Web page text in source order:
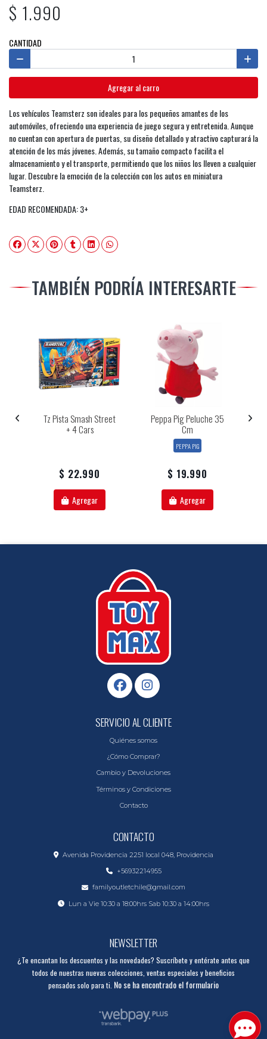
$ 1.990
CANTIDAD
Agregar al carro
Los vehículos Teamsterz son ideales para los pequeños amantes de los
automóviles, ofreciendo una experiencia de juego segura y entretenida. Aunque
no cuentan con apertura de puertas, su diseño detallado y atractivo capturará la
atención de los más jóvenes. Además, su tamaño compacto facilita el
almacenamiento y el transporte, permitiendo que los niños los lleven a cualquier
lugar. Descubre la emoción de la colección con los autos en miniatura
Teamsterz.
EDAD RECOMENDADA: 3+
TAMBIÉN PODRÍA INTERESARTE
Tz Pista Smash Street
+ 4 Cars
$ 22.990
Agregar
Peppa Pig Peluche 35
Cm
PEPPA PIG
$ 19.990
Agregar
SERVICIO AL CLIENTE
Quiénes somos
¿Cómo Comprar?
Cambio y Devoluciones
Términos y Condiciones
Contacto
CONTACTO
Avenida Providencia 2251 local 048, Providencia
+56932214955
familyoutletchile@gmail.com
Lun a Vie 10:30 a 18:00hrs Sab 10:30 a 14:00hrs
NEWSLETTER
¿Te encantan los descuentos y las novedades? Suscríbete y entérate antes que
todos de nuestras nuevas colecciones, ventas especiales y beneficios
pensados solo para ti. No se ha encontrado el formulario